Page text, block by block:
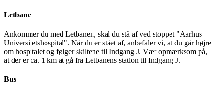
Letbane
Ankommer du med Letbanen, skal du stå af ved stoppet "Aarhus
Universitetshospital". Når du er stået af, anbefaler vi, at du går højre
om hospitalet og følger skiltene til Indgang J. Vær opmærksom på,
at der er ca. 1 km at gå fra Letbanens station til Indgang J.
Bus